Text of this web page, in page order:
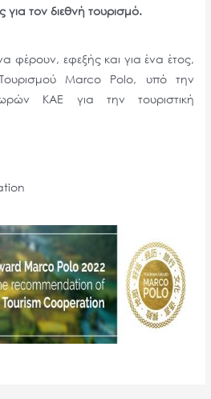
τον διεθνή τουρισμό.
φέρουν, εφεξής και για ένα έτος,
Τουρισμού Marco Polo, υπό την
ΚΑΕ για την τουριστική